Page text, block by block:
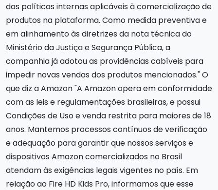
das políticas internas aplicáveis à comercialização de
produtos na plataforma. Como medida preventiva e
em alinhamento às diretrizes da nota técnica do
Ministério da Justiça e Segurança Pública, a
companhia já adotou as providências cabíveis para
impedir novas vendas dos produtos mencionados." O
que diz a Amazon "A Amazon opera em conformidade
com as leis e regulamentações brasileiras, e possui
Condições de Uso e venda restrita para maiores de 18
anos. Mantemos processos contínuos de verificação
e adequação para garantir que nossos serviços e
dispositivos Amazon comercializados no Brasil
atendam às exigências legais vigentes no país. Em
relação ao Fire HD Kids Pro, informamos que esse